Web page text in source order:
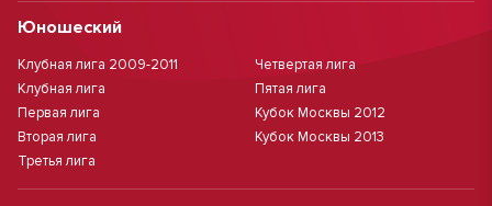
Юношеский
Клубная лига 2009-2011
Клубная лига
Первая лига
Вторая лига
Третья лига
Четвертая лига
Пятая лига
Кубок Москвы 2012
Кубок Москвы 2013